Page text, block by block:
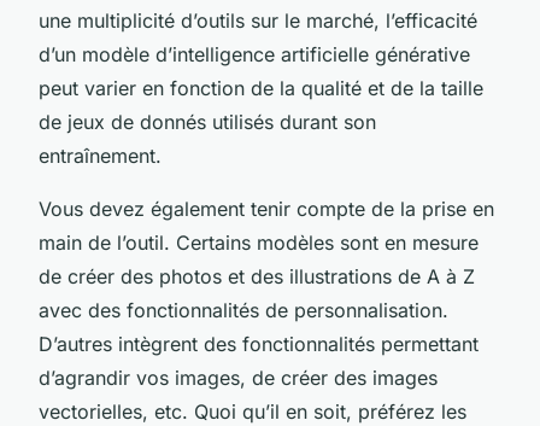
une multiplicité d’outils sur le marché, l’efficacité
d’un modèle d’intelligence artificielle générative
peut varier en fonction de la qualité et de la taille
de jeux de donnés utilisés durant son
entraînement.
Vous devez également tenir compte de la prise en
main de l’outil. Certains modèles sont en mesure
de créer des photos et des illustrations de A à Z
avec des fonctionnalités de personnalisation.
D’autres intègrent des fonctionnalités permettant
d’agrandir vos images, de créer des images
vectorielles, etc. Quoi qu’il en soit, préférez les